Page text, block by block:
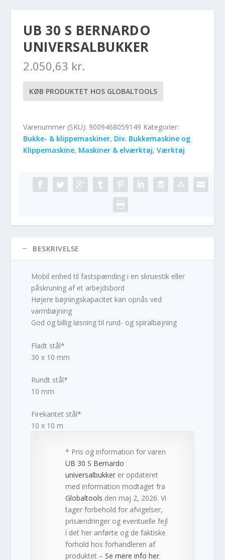
UB 30 S BERNARDO
UNIVERSALBUKKER
2.050,63 kr.
KØB PRODUKTET HOS GLOBALTOOLS
Varenummer (SKU): 9009468059149 Kategorier:
Bukke- & klippemaskiner, Div. Bukkemaskine og
Klippemaskine, Maskiner & elværktøj,Værktøj
BESKRIVELSE
Mobil enhed til fastspænding i en skruestik eller
påskruning af et arbejdsbord
Højere bøjningskapacitet kan opnås ved
varmbøjning
God og billig løsning til rund- og spiralbøjning
Fladt stål*
30 x 10 mm
Rundt stål*
10 mm
Firekantet stål*
10 x 10 m
* Pris og information for varen
UB 30 S Bernardo
universalbukker er opdateret
med information modtaget fra
Globaltools den maj 2, 2026. Vi
tager forbehold for afvigelser,
prisændringer og eventuelle fejl
i det her anførte og de faktiske
forhold hos forhandleren af
produktet –Se mere info her.